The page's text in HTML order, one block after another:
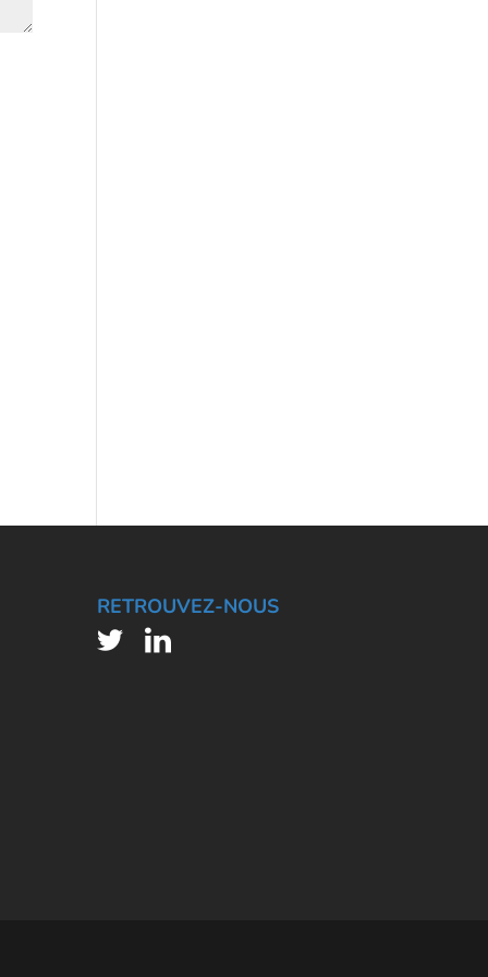
RETROUVEZ-NOUS